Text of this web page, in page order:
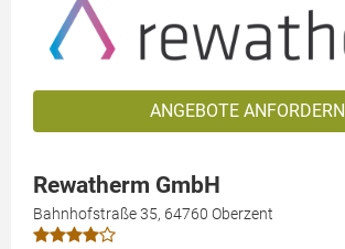
ANGEBOTE ANFORDERN
Rewatherm GmbH
Bahnhofstraße 35, 64760 Oberzent